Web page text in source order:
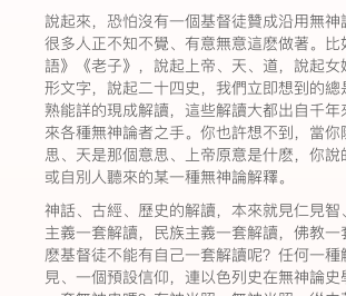
說起來，恐怕沒有一個基督徒贊成沿用無
很多人正不知不覺、有意無意這麽做著。
語》《老子》，說起上帝、天、道，說起
形文字，說起二十四史，我們立即想到的
熟能詳的現成解讀，這些解讀大都出自千
來各種無神論者之手。你也許想不到，當
思、天是那個意思、上帝原意是什麽，你
或自別人聽來的某一種無神論解釋。
神話、古經、歷史的解讀，本來就見仁見
主義一套解讀，民族主義一套解讀，佛教
麽基督徒不能有自己一套解讀呢？任何一
見、一個預設信仰，連以色列史在無神論